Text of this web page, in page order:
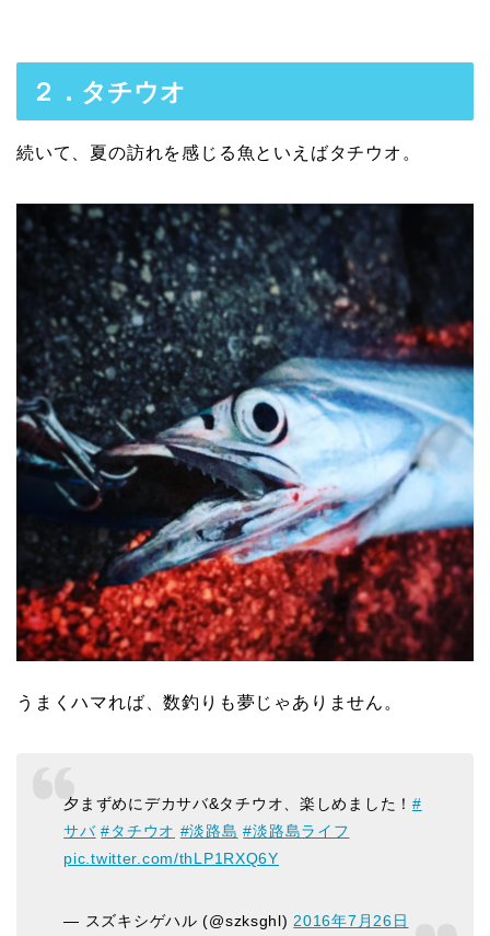
２．タチウオ
続いて、夏の訪れを感じる魚といえばタチウオ。
うまくハマれば、数釣りも夢じゃありません。
夕まずめにデカサバ&タチウオ、楽しめました！#
サバ #タチウオ #淡路島 #淡路島ライフ
pic.twitter.com/thLP1RXQ6Y
— スズキシゲハル (@szksghl)2016年7月26日